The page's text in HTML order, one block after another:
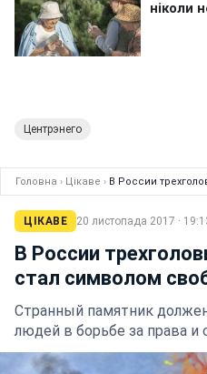
Центрэнего
Головна › Цікаве › В России
ЦІКАВЕ 20 листопада 2017 ·
В России
стал символом
Странный памятник
людей в борьбе за права и